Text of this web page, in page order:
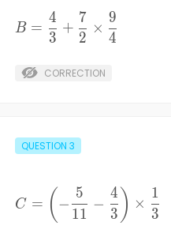
B=\frac{4}
{3}+\frac{7}
{4}}
B =
3
4
+
2
7
×
4
9
CORRECTION
QUESTION 3
C=\left(-\frac{5}{11}-
\frac{4}
C = ( −
11
5
−
3
4 ) ×
3
1